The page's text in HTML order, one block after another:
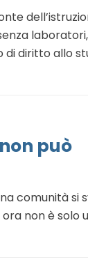
di diritto allo
può
comunità si
non è solo